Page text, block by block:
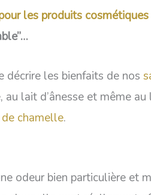
les produits cosmétiques
décrire les bienfaits de nos
lait d’ânesse et même
chamelle.
odeur bien particulière et